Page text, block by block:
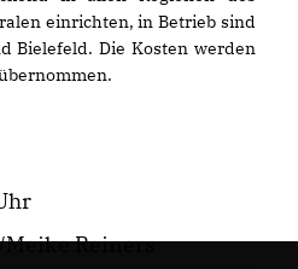
einrichten, in Betrieb sind
Bielefeld. Die Kosten werden
Meike Reiners